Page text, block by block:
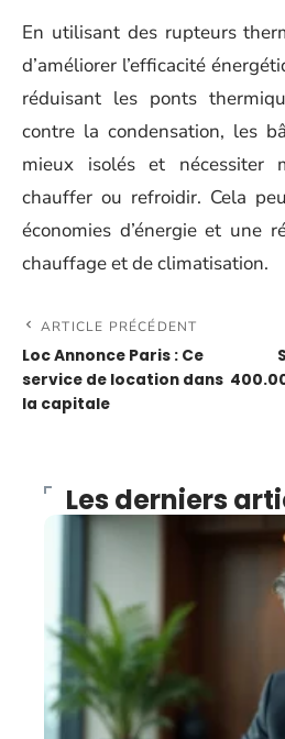
En utilisant des rupteurs
d’améliorer l’efficacité
réduisant les ponts
contre la condensation, les
mieux isolés et nécessiter
chauffer ou refroidir. Cela
économies d’énergie et une
chauffage et de climatisation.
ARTICLE PRÉCÉDENT
Loc Annonce Paris : Ce
service de location dans
la capitale
Les derniers